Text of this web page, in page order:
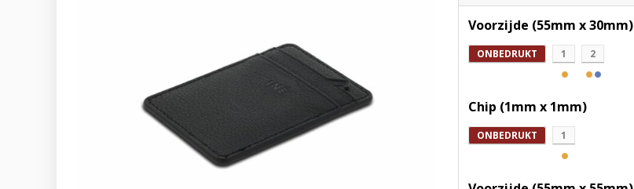
Voorzijde (55mm x 30mm)
ONBEDRUKT 1 2
Chip (1mm x 1mm)
ONBEDRUKT 1